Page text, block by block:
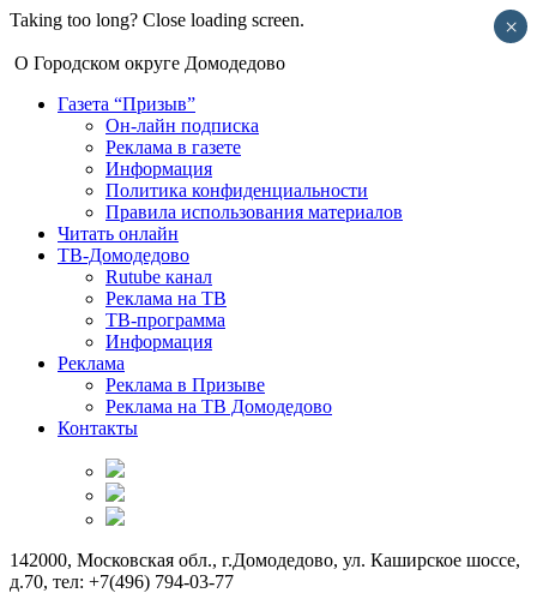
Taking too long? Close loading screen.
О Городском округе Домодедово
Газета “Призыв”
Он-лайн подписка
Реклама в газете
Информация
Политика конфиденциальности
Правила использования материалов
Читать онлайн
ТВ-Домодедово
Rutube канал
Реклама на ТВ
ТВ-программа
Информация
Реклама
Реклама в Призыве
Реклама на ТВ Домодедово
Контакты
142000, Московская обл., г.Домодедово, ул. Каширское шоссе,
д.70, тел: +7(496) 794-03-77
×